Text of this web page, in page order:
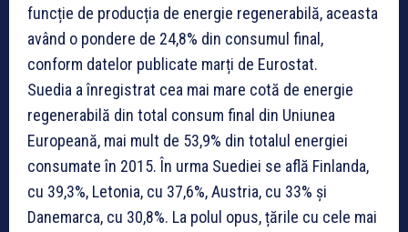
funcție de producția de energie regenerabilă, aceasta
având o pondere de 24,8% din consumul final,
conform datelor publicate marți de Eurostat.
Suedia a înregistrat cea mai mare cotă de energie
regenerabilă din total consum final din Uniunea
Europeană, mai mult de 53,9% din totalul energiei
consumate în 2015. În urma Suediei se află Finlanda,
cu 39,3%, Letonia, cu 37,6%, Austria, cu 33% și
Danemarca, cu 30,8%. La polul opus, țările cu cele mai